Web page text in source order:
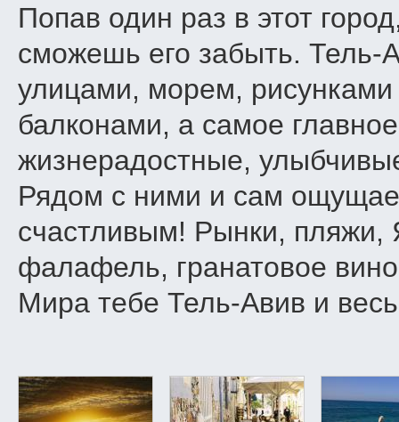
Попав один раз в этот
сможешь его забыть. Тель-
улицами, морем,
балконами, а самое
жизнерадостные,
Рядом с ними и сам
счастливым! Рынки,
фалафель, гранатовое
Мира тебе Тель-Авив и